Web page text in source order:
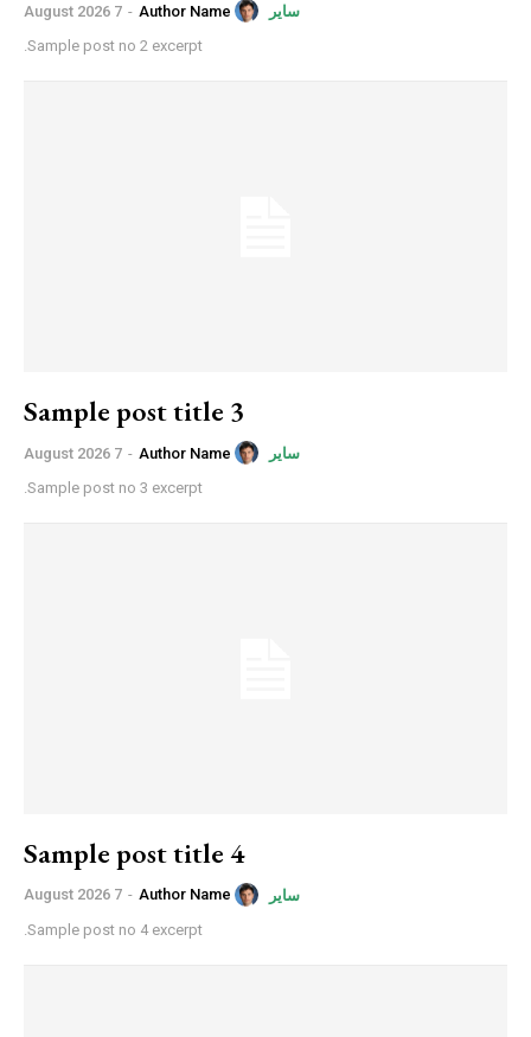
سایر Author Name
-
7 August 2026
Sample post no 2 excerpt.
Sample post title 3
سایر Author Name
-
7 August 2026
Sample post no 3 excerpt.
Sample post title 4
سایر Author Name
-
7 August 2026
Sample post no 4 excerpt.